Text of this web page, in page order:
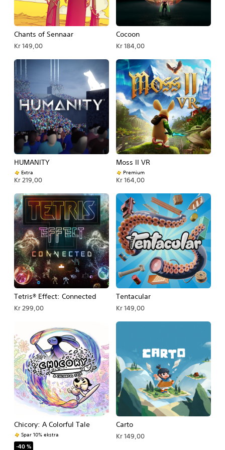
Chants of Sennaar
Kr 149,00
Cocoon
Kr 184,00
HUMANITY
Extra
Kr 219,00
Moss II VR
Premium
Kr 164,00
Tetris® Effect: Connected
Kr 299,00
Tentacular
Kr 149,00
Chicory: A Colorful Tale
Spar 10% ekstra
-40 %
Carto
Kr 149,00